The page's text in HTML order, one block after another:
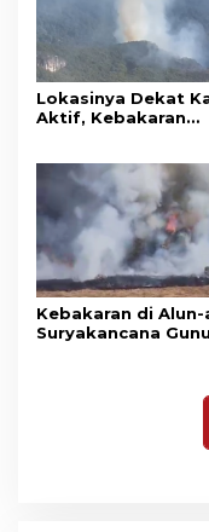
Lokasinya Dekat
Aktif, Kebakaran
Pangrango
Kebakaran di Alun-
Suryakancana